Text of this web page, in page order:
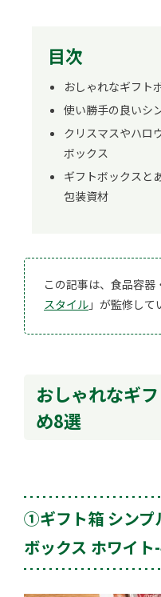
目次
おしゃれなギフト
使い勝手の良いシ
クリスマスやハロ
ボックス
ギフトボックスと
包装資材
この記事は、食品容
スタイル 」が監修して
おしゃれなギ
め8選
①ギフト箱 シンプ
ボックス ホワイ